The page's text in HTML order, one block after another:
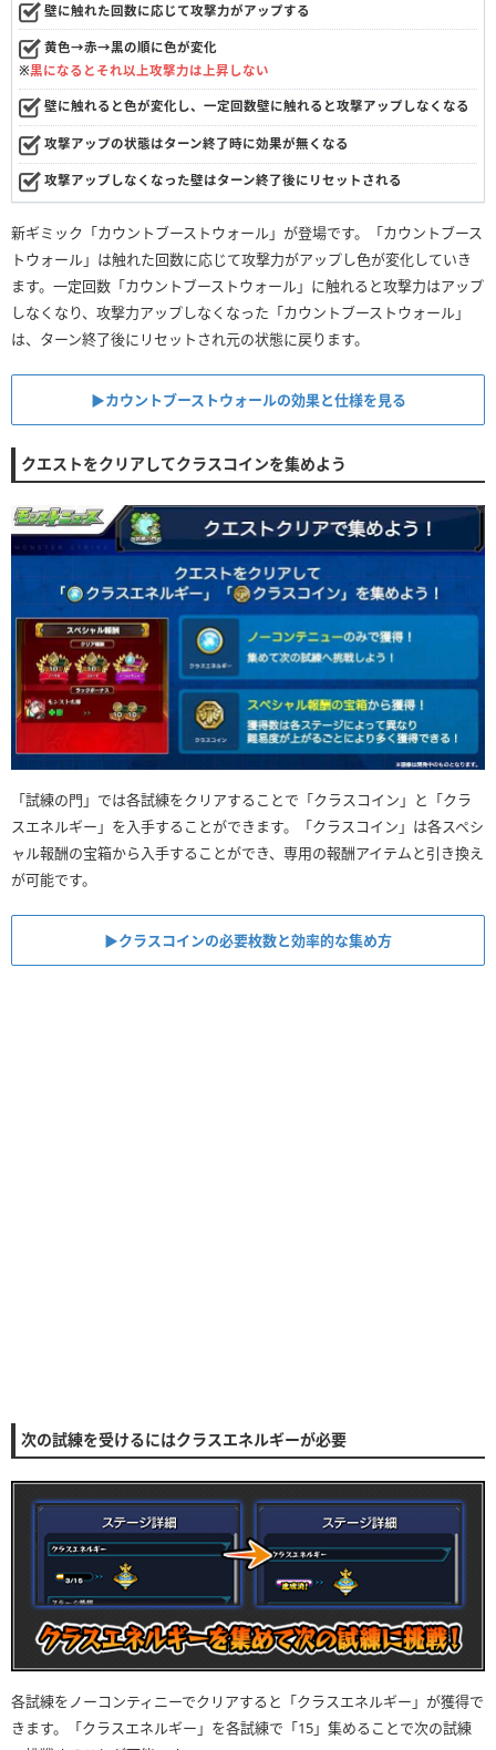
壁に触れた回数に応じて攻撃力がアップする
黄色→赤→黒の順に色が変化
※黒になるとそれ以上攻撃力は上昇しない
壁に触れると色が変化し、一定回数壁に触れると攻撃アップしなくなる
攻撃アップの状態はターン終了時に効果が無くなる
攻撃アップしなくなった壁はターン終了後にリセットされる
新ギミック「カウントブーストウォール」が登場です。「カウントブース
トウォール」は触れた回数に応じて攻撃力がアップし色が変化していき
ます。一定回数「カウントブーストウォール」に触れると攻撃力はアップ
しなくなり、攻撃力アップしなくなった「カウントブーストウォール」
は、ターン終了後にリセットされ元の状態に戻ります。
▶︎カウントブーストウォールの効果と仕様を見る
クエストをクリアしてクラスコインを集めよう
「試練の門」では各試練をクリアすることで「クラスコイン」と「クラ
スエネルギー」を入手することができます。「クラスコイン」は各スペシ
ャル報酬の宝箱から入手することができ、専用の報酬アイテムと引き換え
が可能です。
▶︎クラスコインの必要枚数と効率的な集め方
次の試練を受けるにはクラスエネルギーが必要
各試練をノーコンティニーでクリアすると「クラスエネルギー」が獲得で
きます。「クラスエネルギー」を各試練で「15」集めることで次の試練